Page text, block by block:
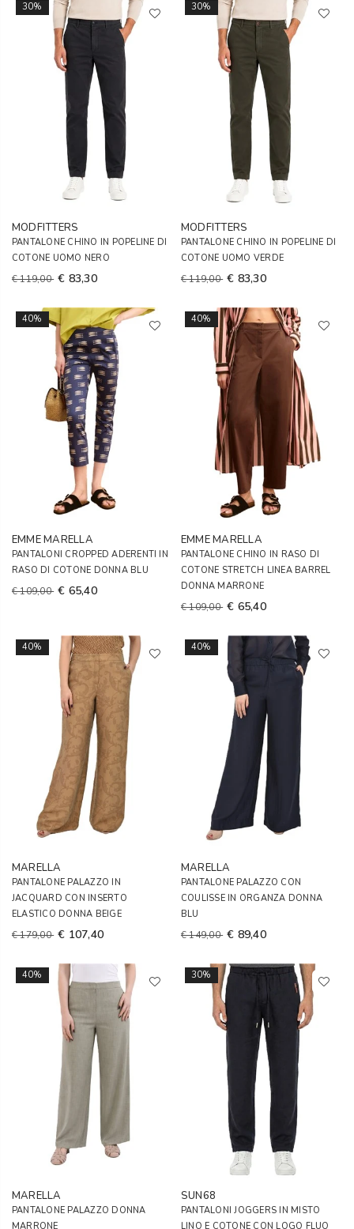
30%
MODFITTERS
PANTALONE CHINO IN POPELINE DI
COTONE UOMO NERO
€ 119,00 € 83,30
30%
MODFITTERS
PANTALONE CHINO IN POPELINE DI
COTONE UOMO VERDE
€ 119,00 € 83,30
40%
EMME MARELLA
PANTALONI CROPPED ADERENTI IN
RASO DI COTONE DONNA BLU
€ 109,00 € 65,40
40%
EMME MARELLA
PANTALONE CHINO IN RASO DI
COTONE STRETCH LINEA BARREL
DONNA MARRONE
€ 109,00 € 65,40
40%
MARELLA
PANTALONE PALAZZO IN
JACQUARD CON INSERTO
ELASTICO DONNA BEIGE
€ 179,00 € 107,40
40%
MARELLA
PANTALONE PALAZZO CON
COULISSE IN ORGANZA DONNA
BLU
€ 149,00 € 89,40
40%
MARELLA
PANTALONE PALAZZO DONNA
MARRONE
30%
SUN68
PANTALONI JOGGERS IN MISTO
LINO E COTONE CON LOGO FLUO